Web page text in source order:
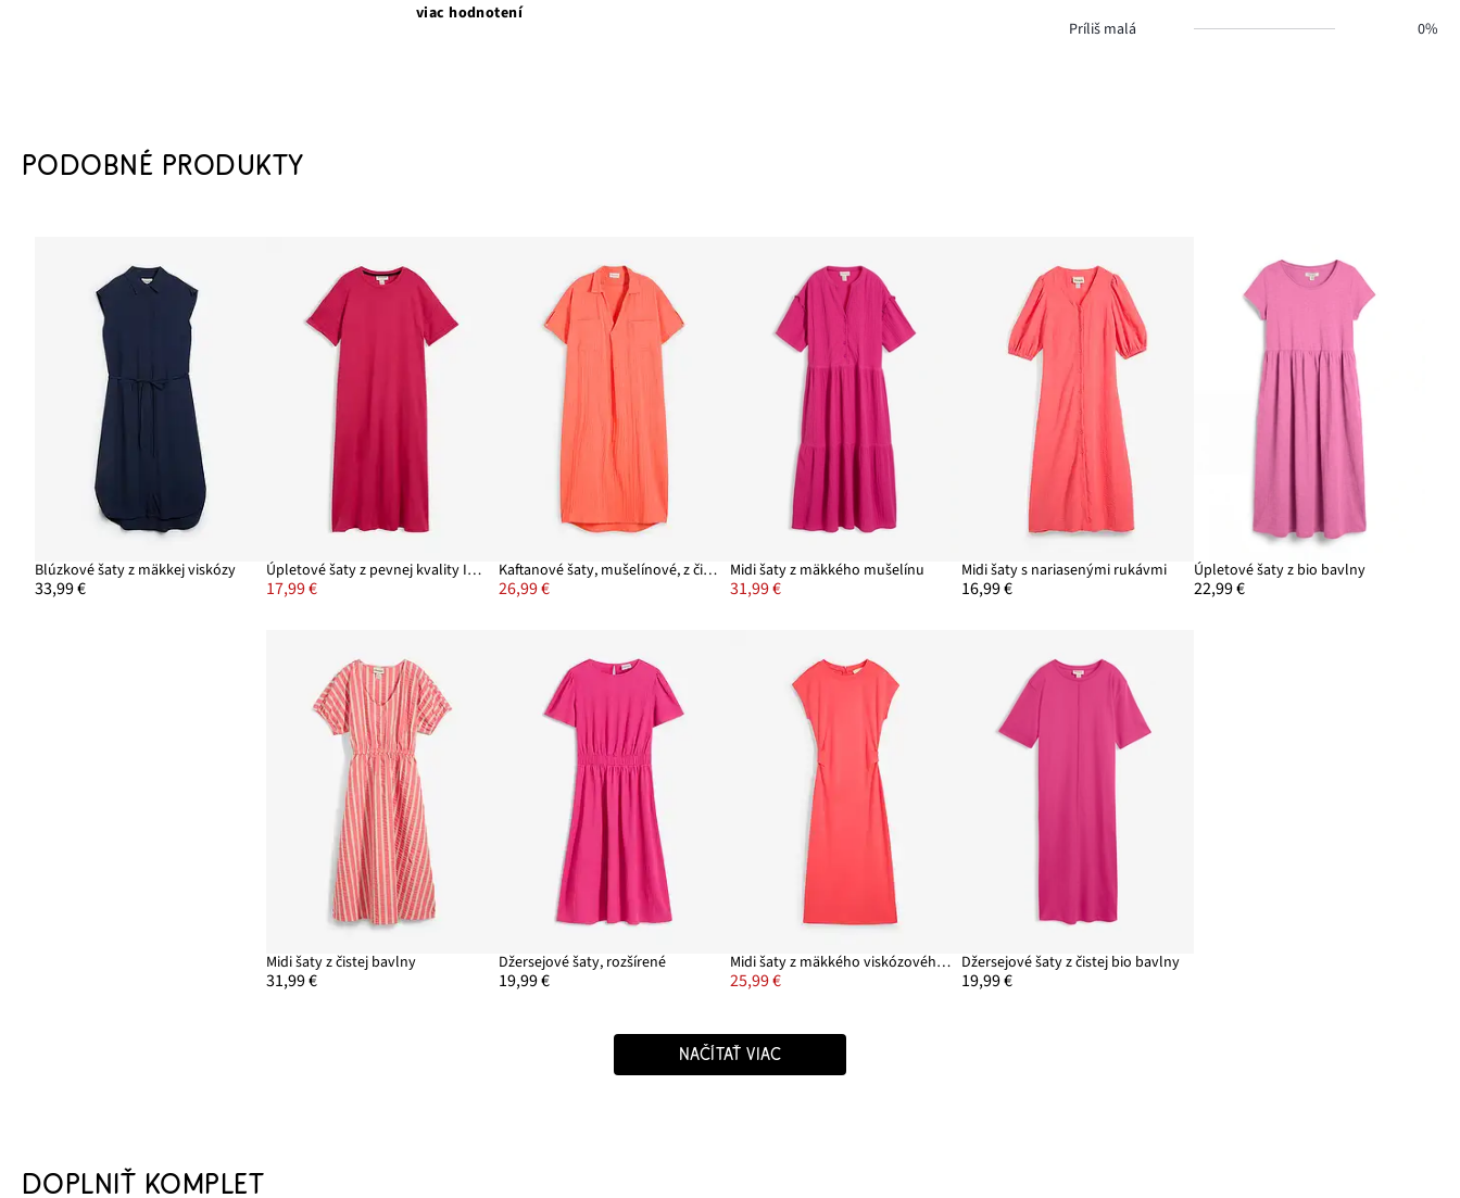
viac hodnotení
Príliš malá 0%
PODOBNÉ PRODUKTY
Blúzkové šaty z mäkkej viskózy
33,99 €
Úpletové šaty z pevnej kvality Interlock, široké, s vreckami
17,99 €
Kaftanové šaty, mušelínové, z čistej bavlny
26,99 €
Midi šaty z mäkkého mušelínu
31,99 €
Midi šaty s nariasenými rukávmi
16,99 €
Úpletové šaty z bio bavlny
22,99 €
Midi šaty z čistej bavlny
31,99 €
Džersejové šaty, rozšírené
19,99 €
Midi šaty z mäkkého viskózového mixu
25,99 €
Džersejové šaty z čistej bio bavlny
19,99 €
NAČÍTAŤ VIAC
DOPLNIŤ KOMPLET